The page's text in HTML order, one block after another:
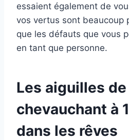
essaient également de
vos vertus sont beaucoup
que les défauts que vous
en tant que personne.
Les aiguilles de
chevauchant à
dans les rêves